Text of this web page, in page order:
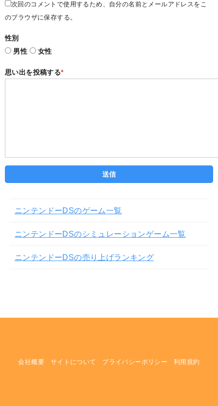
次回のコメントで使用するため、自分の名前とメールアドレスをこ
のブラウザに保存する。
性別
男性
女性
思い出を投稿する*
ニンテンドーDSのゲーム一覧
ニンテンドーDSのシミュレーションゲーム一覧
ニンテンドーDSの売り上げランキング
会社概要 サイトについて プライバシーポリシー 利用規約